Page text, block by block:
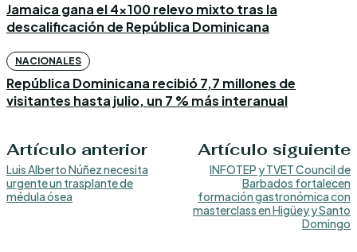
Jamaica gana el 4×100 relevo mixto tras la
descalificación de República Dominicana
NACIONALES
República Dominicana recibió 7,7 millones de
visitantes hasta julio, un 7 % más interanual
Artículo anterior
Luis Alberto Núñez necesita
urgente un trasplante de
médula ósea
Artículo siguiente
INFOTEP y TVET Council de
Barbados fortalecen
formación gastronómica con
masterclass en Higüey y Santo
Domingo